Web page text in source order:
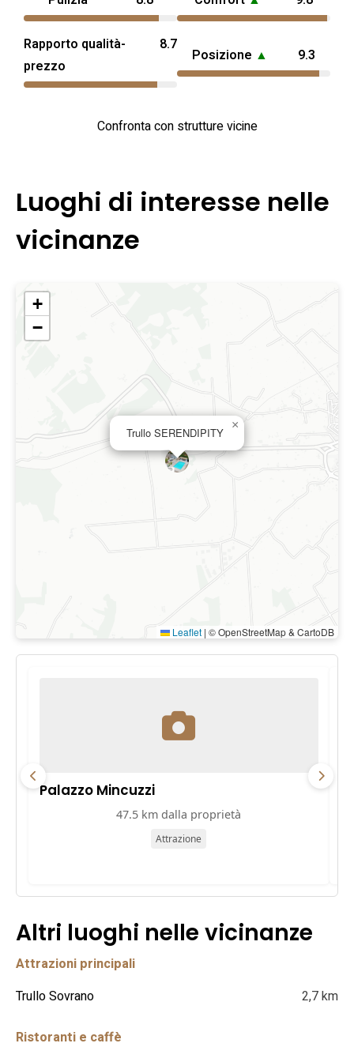
Rapporto qualità-
prezzo
8.7
Posizione ▲ 9.3
Confronta con strutture vicine
Luoghi di interesse nelle
vicinanze
Trullo SERENDIPITY
×
+
−
Leaflet | © OpenStreetMap & CartoDB
Palazzo Mincuzzi
47.5 km dalla proprietà
Attrazione
Altri luoghi nelle vicinanze
Attrazioni principali
Trullo Sovrano
2,7 km
Ristoranti e caffè